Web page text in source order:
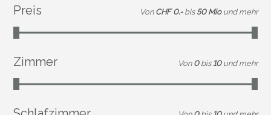
Preis Von CHF 0.- bis 50 Mio und mehr
Zimmer Von 0 bis 10 und mehr